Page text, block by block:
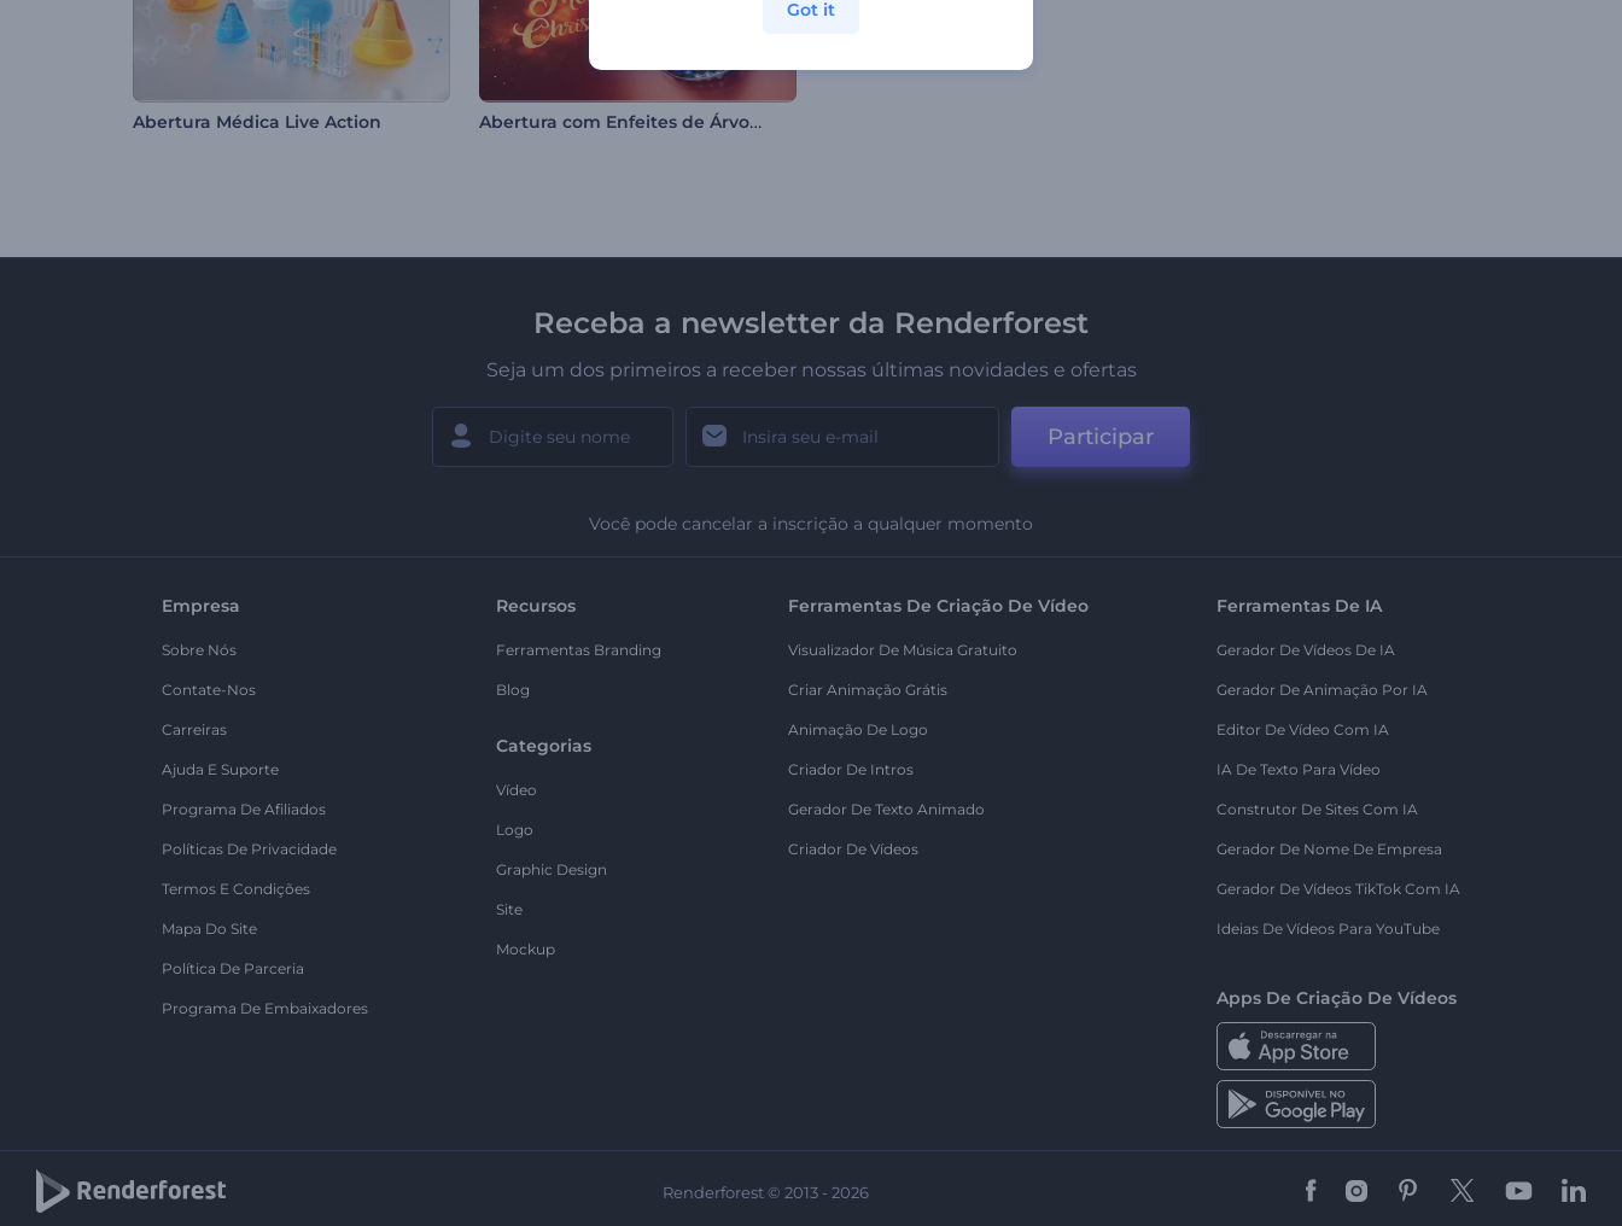
Abertura Médica Live Action Abertura com Enfeites de Árvore de Natal
Receba a newsletter da Renderforest
Seja um dos primeiros a receber nossas últimas novidades e ofertas
Participar
Você pode cancelar a inscrição a qualquer momento
Empresa
Sobre Nós
Contate-Nos
Carreiras
Ajuda E Suporte
Programa De Afiliados
Políticas De Privacidade
Termos E Condições
Mapa Do Site
Política De Parceria
Programa De Embaixadores
Recursos
Ferramentas Branding
Blog
Categorias
Vídeo
Logo
Graphic Design
Site
Mockup
Ferramentas De Criação De Vídeo
Visualizador De Música Gratuito
Criar Animação Grátis
Animação De Logo
Criador De Intros
Gerador De Texto Animado
Criador De Vídeos
Ferramentas De IA
Gerador De Vídeos De IA
Gerador De Animação Por IA
Editor De Vídeo Com IA
IA De Texto Para Vídeo
Construtor De Sites Com IA
Gerador De Nome De Empresa
Gerador De Vídeos TikTok Com IA
Ideias De Vídeos Para YouTube
Apps De Criação De Vídeos
Renderforest © 2013 - 2026
Got it